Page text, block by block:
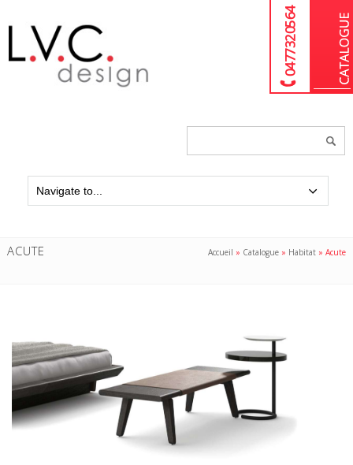
04 77 32 05 64
ACUTE Accueil » Catalogue » Habitat »Acute